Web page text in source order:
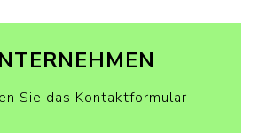
Sie das Kontaktformular